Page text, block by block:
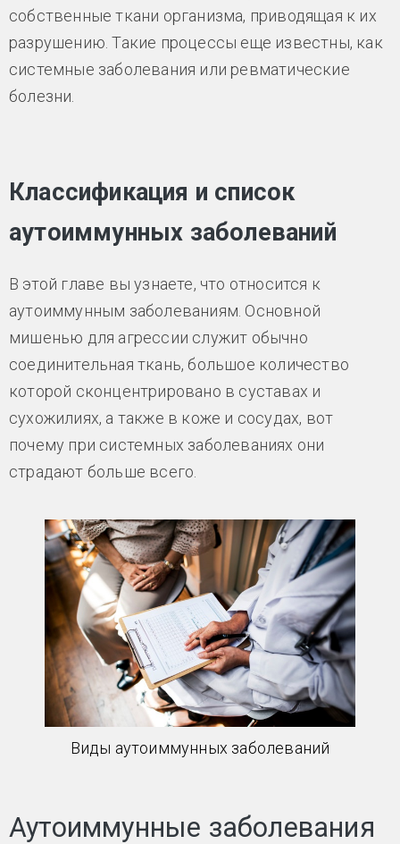
собственные ткани организма, приводящая к их
разрушению. Такие процессы еще известны, как
системные заболевания или ревматические
болезни.
Классификация и список
аутоиммунных заболеваний
В этой главе вы узнаете, что относится к
аутоиммунным заболеваниям. Основной
мишенью для агрессии служит обычно
соединительная ткань, большое количество
которой сконцентрировано в суставах и
сухожилиях, а также в коже и сосудах, вот
почему при системных заболеваниях они
страдают больше всего.
Виды аутоиммунных заболеваний
Аутоиммунные заболевания